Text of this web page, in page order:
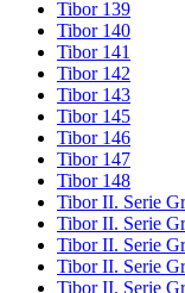
Tibor 139
Tibor 140
Tibor 141
Tibor 142
Tibor 143
Tibor 145
Tibor 146
Tibor 147
Tibor 148
Tibor II. Serie
Tibor II. Serie
Tibor II. Serie
Tibor II. Serie
Tibor II. Serie